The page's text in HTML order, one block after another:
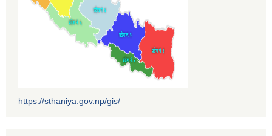
https://sthaniya.gov.np/gis/